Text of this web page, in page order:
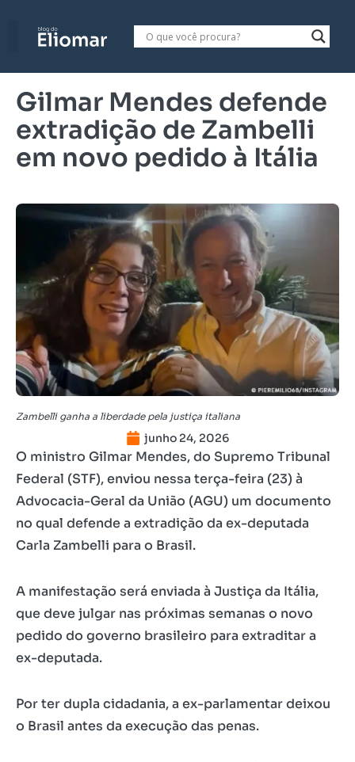
Gilmar Mendes defende
extradição de Zambelli
em novo pedido à Itália
Zambelli ganha a liberdade pela justiça italiana
junho 24, 2026
O ministro Gilmar Mendes, do Supremo Tribunal
Federal (STF), enviou nessa terça-feira (23) à
Advocacia-Geral da União (AGU) um documento
no qual defende a extradição da ex-deputada
Carla Zambelli para o Brasil.
A manifestação será enviada à Justiça da Itália,
que deve julgar nas próximas semanas o novo
pedido do governo brasileiro para extraditar a
ex-deputada.
Por ter dupla cidadania, a ex-parlamentar deixou
o Brasil antes da execução das penas.